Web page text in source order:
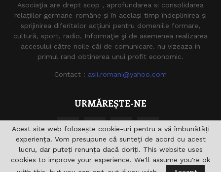
Asociaţia are drept scop , aprofundarea si consolidarea
relaţiilor germane-române şi în acelaşi timp îndeplinirea şi
sprijinirea diferitelor acţiuni pentru domeniile formare,
cultură, sport, radio, Informaţie şi de asemenea realizarea
accesului către noile căi de comunicare. nu vizeaza in
primul rand obtinerea unui profit economic.
Contact : asii.romani@yahoo.com
URMĂREȘTE-NE
Acest site web folosește cookie-uri pentru a vă îmbunătăți
experiența. Vom presupune că sunteți de acord cu acest
lucru, dar puteți renunța dacă doriți. This website uses
cookies to improve your experience. We'll assume you're ok